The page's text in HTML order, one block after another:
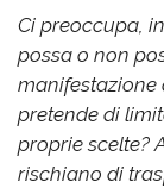
Ci preoccupa,
possa o non
manifestazione
pretende di
proprie scelte?
rischiano di